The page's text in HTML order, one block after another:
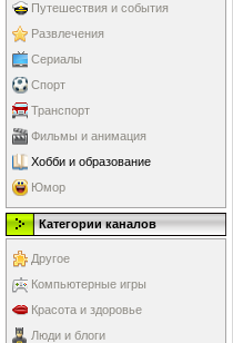
Путешествия и события
Развлечения
Сериалы
Спорт
Транспорт
Фильмы и анимация
Хобби и образование
Юмор
Категории каналов
Другое
Компьютерные игры
Красота и здоровье
Люди и блоги